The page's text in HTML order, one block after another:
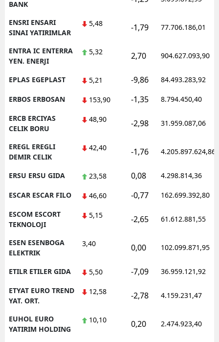
BANK
ENSRI ENSARI
SINAI YATIRIMLAR
5,48 -1,79 77.706.186,01
ENTRA IC ENTERRA
YEN. ENERJI
5,32 2,70 904.627.093,90
EPLAS EGEPLAST 5,21 -9,86 84.493.283,92
ERBOS ERBOSAN 153,90 -1,35 8.794.450,40
ERCB ERCIYAS
CELIK BORU
48,90 -2,98 31.959.087,06
EREGL EREGLI
DEMIR CELIK
42,40 -1,76 4.205.897.624,86
ERSU ERSU GIDA 23,58 0,08 4.298.814,36
ESCAR ESCAR FILO 46,60 -0,77 162.699.392,80
ESCOM ESCORT
TEKNOLOJI
5,15 -2,65 61.612.881,55
ESEN ESENBOGA
ELEKTRIK
3,40 0,00 102.099.871,95
ETILR ETILER GIDA 5,50 -7,09 36.959.121,92
ETYAT EURO TREND
YAT. ORT.
12,58 -2,78 4.159.231,47
EUHOL EURO
YATIRIM HOLDING
10,10 0,20 2.474.923,40